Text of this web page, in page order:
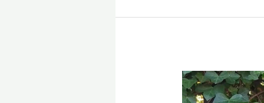
Planten
buiten